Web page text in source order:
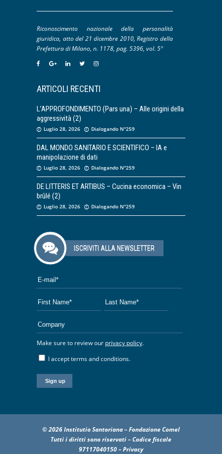
Riconoscimento nazionale della personalità
giuridica, atto del 21 dicembre 2010, Registro della
Prefettura di Milano, n. 1178, pag. 5396, vol. 5°
ARTICOLI RECENTI
L’APPROFONDIMENTO (Pars una) – Alle origini della
aggressività (2)
Luglio 28, 2026 Dialogando N°259
DAL MONDO SANITARIO E SCIENTIFICO – IA e
manipolazione di dati
Luglio 28, 2026 Dialogando N°259
DE LITTERIS ET ARTIBUS – Cucina economica – Vin
brûlé (2)
Luglio 28, 2026 Dialogando N°259
ISCRIVITI ALLA NEWSLETTER
Make sure to review our privacy policy.
I accept terms and conditions.
© 2026 Institutio Santoriana – Fondazione Comel
Tutti i diritti sono riservati – Codice fiscale
97117040150 –Privacy